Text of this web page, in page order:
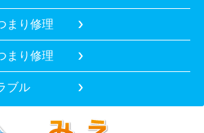
まり修理
まり修理
ブル